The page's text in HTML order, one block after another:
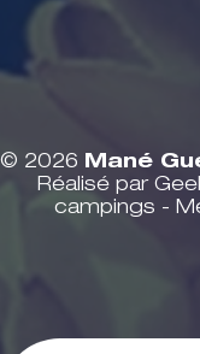
© 2026 Mané
Réalisé par
campings -